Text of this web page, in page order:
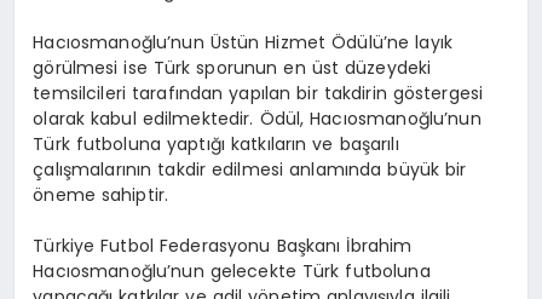
Hacıosmanoğlu’nun Üstün Hizmet Ödülü’ne layık
görülmesi ise Türk sporunun en üst düzeydeki
temsilcileri tarafından yapılan bir takdirin göstergesi
olarak kabul edilmektedir. Ödül, Hacıosmanoğlu’nun
Türk futboluna yaptığı katkıların ve başarılı
çalışmalarının takdir edilmesi anlamında büyük bir
öneme sahiptir.
Türkiye Futbol Federasyonu Başkanı İbrahim
Hacıosmanoğlu’nun gelecekte Türk futboluna